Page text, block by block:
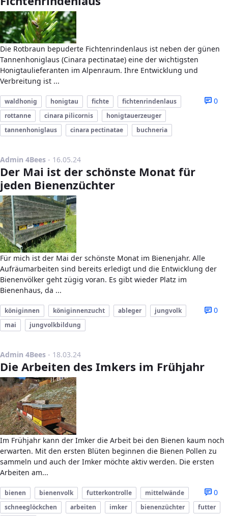
Die Rotbraun bepuderte Fichtenrindenlaus ist neben der günen
Tannenhoniglaus (Cinara pectinatae) eine der wichtigsten
Honigtaulieferanten im Alpenraum. Ihre Entwicklung und
Verbreitung ist ...
0
waldhonig honigtau fichte
fichtenrindenlaus
rottanne
cinara pilicornis
honigtauerzeuger
tannenhoniglaus
cinara pectinatae buchneria
Admin 4Bees - Publikationsdatum
16.05.24
Der Mai ist der schönste Monat für
jeden Bienenzüchter
Für mich ist der Mai der schönste Monat im Bienenjahr. Alle
Aufräumarbeiten sind bereits erledigt und die Entwicklung der
Bienenvölker geht zügig voran. Es gibt wieder Platz im
Bienenhaus, da ...
0
königinnen königinnenzucht ableger
jungvolk
mai
jungvolkbildung
Admin 4Bees - Publikationsdatum
18.03.24
Die Arbeiten des Imkers im Frühjahr
Im Frühjahr kann der Imker die Arbeit bei den Bienen kaum noch
erwarten. Mit den ersten Blüten beginnen die Bienen Pollen zu
sammeln und auch der Imker möchte aktiv werden. Die ersten
Arbeiten am...
0
bienen bienenvolk futterkontrolle
mittelwände
schneeglöckchen
arbeiten imker bienenzüchter
futter